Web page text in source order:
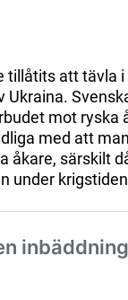
tillåtits att tävla
Ukraina.
mot ryska
med att
åkare, särskilt
under